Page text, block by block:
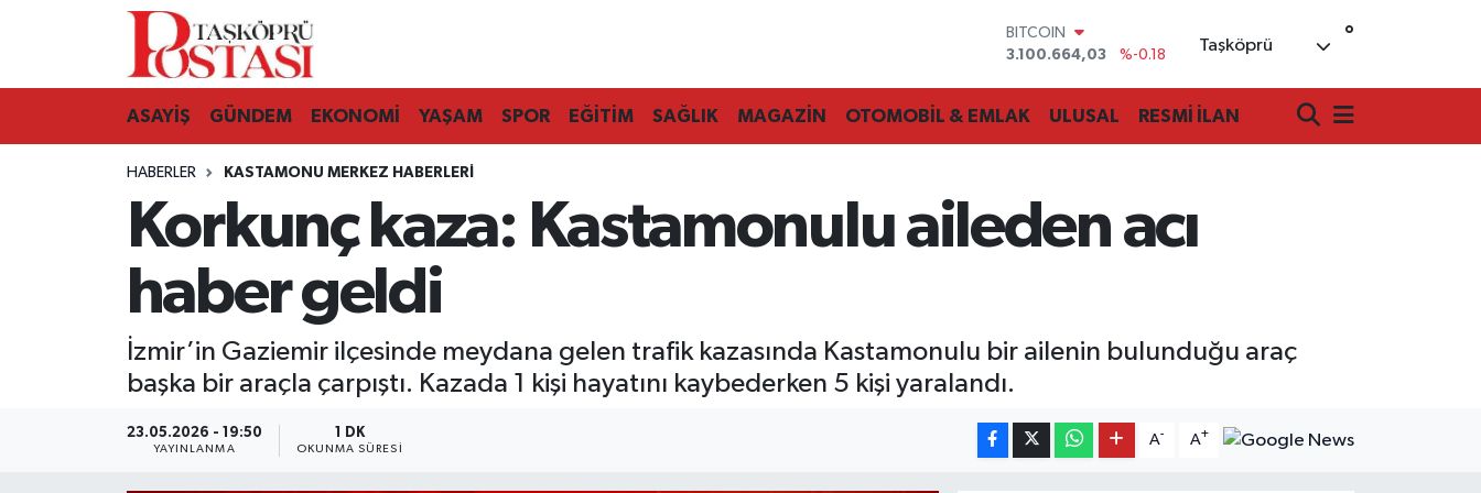
BITCOIN
3.100.664,03
%-0.18
EURO
55,2510
%0.32
6660.55
%0.03
Taşköprü °
ASAYİŞ GÜNDEM EKONOMİ YAŞAM SPOR EĞİTİM SAĞLIK MAGAZİN OTOMOBİL & EMLAK ULUSAL RESMİ İLAN
HABERLER KASTAMONU MERKEZ HABERLERI
Korkunç kaza: Kastamonulu aileden acı
haber geldi
İzmir’in Gaziemir ilçesinde meydana gelen trafik kazasında Kastamonulu bir ailenin bulunduğu araç
başka bir araçla çarpıştı. Kazada 1 kişi hayatını kaybederken 5 kişi yaralandı.
23.05.2026 - 19:50
YAYINLANMA
1 DK
OKUNMA SÜRESI
A- A+
Kastamonu Vefat Edenler
Araç Haberleri
Azdavay Haberleri
Bozkurt Haberleri